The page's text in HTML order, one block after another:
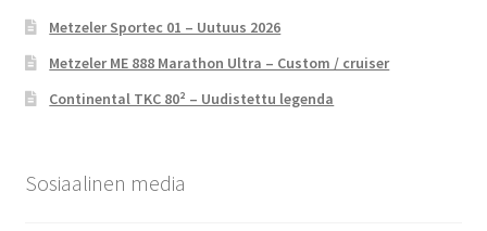
Metzeler Sportec 01 – Uutuus 2026
Metzeler ME 888 Marathon Ultra – Custom / cruiser
Continental TKC 80² – Uudistettu legenda
Sosiaalinen media